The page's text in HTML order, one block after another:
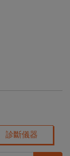
診斷儀器